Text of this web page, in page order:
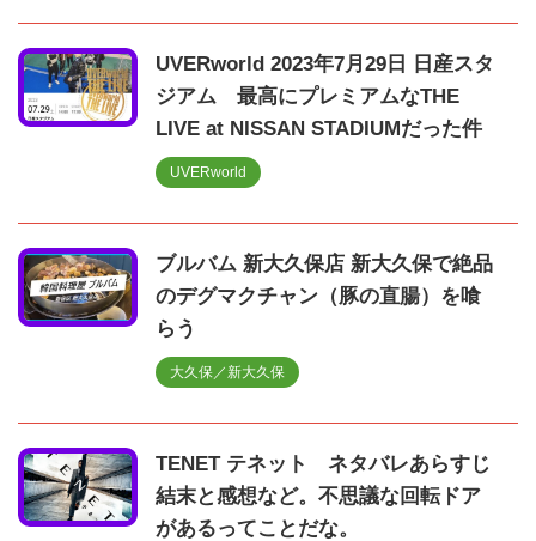
UVERworld 2023年7月29日 日産スタ
ジアム 最高にプレミアムなTHE
LIVE at NISSAN STADIUMだった件
UVERworld
ブルバム 新大久保店 新大久保で絶品
のデグマクチャン（豚の直腸）を喰
らう
大久保／新大久保
TENET テネット ネタバレあらすじ
結末と感想など。不思議な回転ドア
があるってことだな。